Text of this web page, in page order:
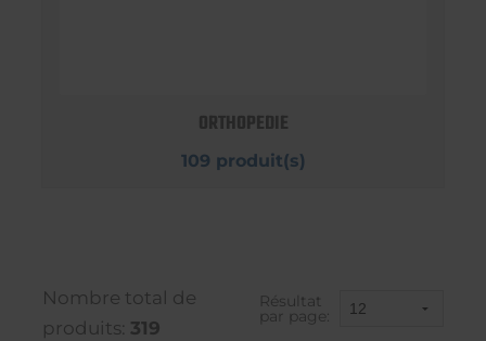
ORTHOPEDIE
109 produit(s)
Nombre total de
produits: 319
Résultat
par page: